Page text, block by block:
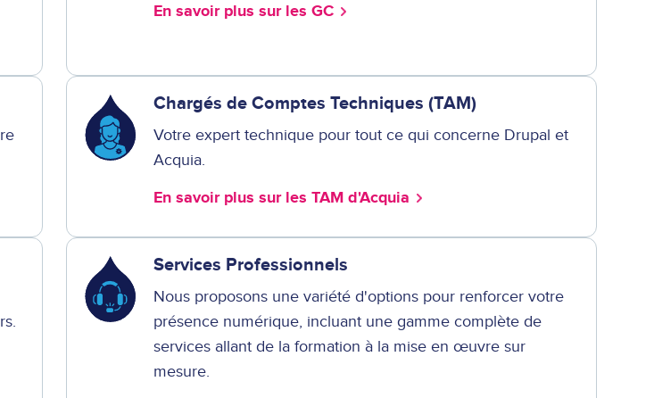
En savoir plus sur les GC
Chargés de Comptes Techniques (TAM)
Votre expert technique pour tout ce qui concerne Drupal et
Acquia.
En savoir plus sur les TAM d'Acquia
Services Professionnels
Nous proposons une variété d'options pour renforcer votre
présence numérique, incluant une gamme complète de
services allant de la formation à la mise en œuvre sur
mesure.